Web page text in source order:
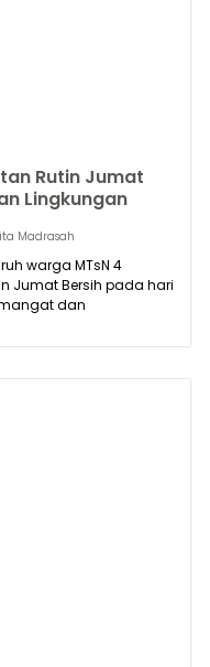
Rutin Jumat
Lingkungan
Madrasah
warga MTsN 4
Jumat Bersih pada hari
dan